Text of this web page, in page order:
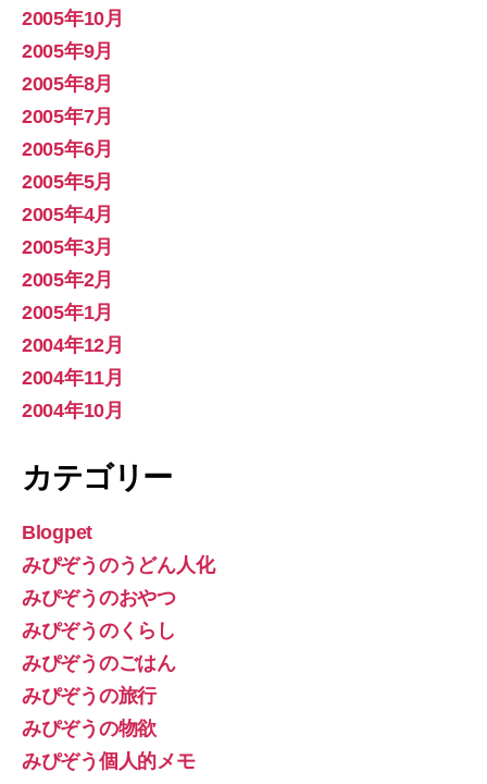
2005年10月
2005年9月
2005年8月
2005年7月
2005年6月
2005年5月
2005年4月
2005年3月
2005年2月
2005年1月
2004年12月
2004年11月
2004年10月
カテゴリー
Blogpet
みぴぞうのうどん人化
みぴぞうのおやつ
みぴぞうのくらし
みぴぞうのごはん
みぴぞうの旅行
みぴぞうの物欲
みぴぞう個人的メモ